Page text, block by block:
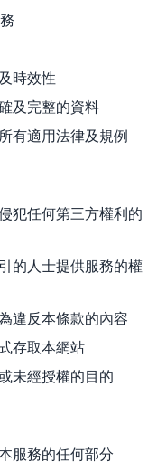
時效性
及完整的資料
有適用法律及規例
犯任何第三方權利的
的人士提供服務的權
違反本條款的內容
存取本網站
未經授權的目的
服務的任何部分